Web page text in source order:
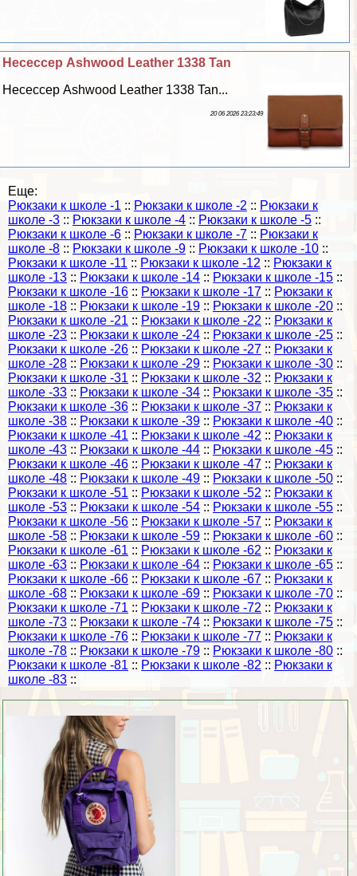
Несессер Ashwood Leather 1338 Tan
Несессер Ashwood Leather 1338 Tan...
20 06 2026 23:23:49
Еще:
Рюкзаки к школе -1 :: Рюкзаки к школе -2 :: Рюкзаки к
школе -3 :: Рюкзаки к школе -4 :: Рюкзаки к школе -5 ::
Рюкзаки к школе -6 :: Рюкзаки к школе -7 :: Рюкзаки к
школе -8 :: Рюкзаки к школе -9 :: Рюкзаки к школе -10 ::
Рюкзаки к школе -11 :: Рюкзаки к школе -12 :: Рюкзаки к
школе -13 :: Рюкзаки к школе -14 :: Рюкзаки к школе -15 ::
Рюкзаки к школе -16 :: Рюкзаки к школе -17 :: Рюкзаки к
школе -18 :: Рюкзаки к школе -19 :: Рюкзаки к школе -20 ::
Рюкзаки к школе -21 :: Рюкзаки к школе -22 :: Рюкзаки к
школе -23 :: Рюкзаки к школе -24 :: Рюкзаки к школе -25 ::
Рюкзаки к школе -26 :: Рюкзаки к школе -27 :: Рюкзаки к
школе -28 :: Рюкзаки к школе -29 :: Рюкзаки к школе -30 ::
Рюкзаки к школе -31 :: Рюкзаки к школе -32 :: Рюкзаки к
школе -33 :: Рюкзаки к школе -34 :: Рюкзаки к школе -35 ::
Рюкзаки к школе -36 :: Рюкзаки к школе -37 :: Рюкзаки к
школе -38 :: Рюкзаки к школе -39 :: Рюкзаки к школе -40 ::
Рюкзаки к школе -41 :: Рюкзаки к школе -42 :: Рюкзаки к
школе -43 :: Рюкзаки к школе -44 :: Рюкзаки к школе -45 ::
Рюкзаки к школе -46 :: Рюкзаки к школе -47 :: Рюкзаки к
школе -48 :: Рюкзаки к школе -49 :: Рюкзаки к школе -50 ::
Рюкзаки к школе -51 :: Рюкзаки к школе -52 :: Рюкзаки к
школе -53 :: Рюкзаки к школе -54 :: Рюкзаки к школе -55 ::
Рюкзаки к школе -56 :: Рюкзаки к школе -57 :: Рюкзаки к
школе -58 :: Рюкзаки к школе -59 :: Рюкзаки к школе -60 ::
Рюкзаки к школе -61 :: Рюкзаки к школе -62 :: Рюкзаки к
школе -63 :: Рюкзаки к школе -64 :: Рюкзаки к школе -65 ::
Рюкзаки к школе -66 :: Рюкзаки к школе -67 :: Рюкзаки к
школе -68 :: Рюкзаки к школе -69 :: Рюкзаки к школе -70 ::
Рюкзаки к школе -71 :: Рюкзаки к школе -72 :: Рюкзаки к
школе -73 :: Рюкзаки к школе -74 :: Рюкзаки к школе -75 ::
Рюкзаки к школе -76 :: Рюкзаки к школе -77 :: Рюкзаки к
школе -78 :: Рюкзаки к школе -79 :: Рюкзаки к школе -80 ::
Рюкзаки к школе -81 :: Рюкзаки к школе -82 :: Рюкзаки к
школе -83 ::